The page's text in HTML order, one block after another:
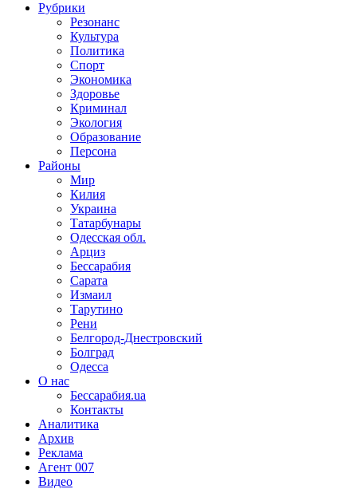
Рубрики
Резонанс
Культура
Политика
Спорт
Экономика
Здоровье
Криминал
Экология
Образование
Персона
Районы
Мир
Килия
Украина
Татарбунары
Одесская обл.
Арциз
Бессарабия
Сарата
Измаил
Тарутино
Рени
Белгород-Днестровский
Болград
Одесса
О нас
Бессарабия.ua
Контакты
Аналитика
Архив
Реклама
Агент 007
Видео